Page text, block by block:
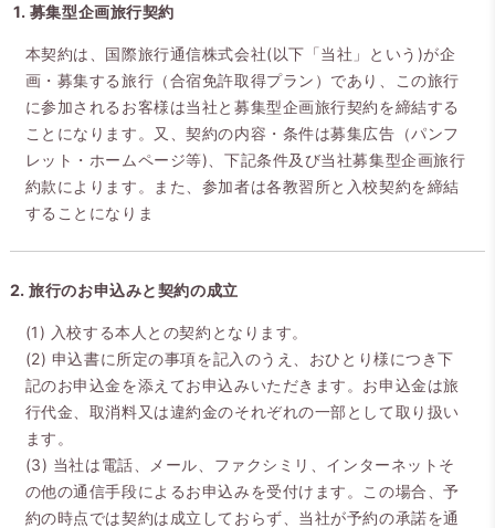
1. 募集型企画旅行契約
本契約は、国際旅行通信株式会社(以下「当社」という)が企
画・募集する旅行（合宿免許取得プラン）であり、この旅行
に参加されるお客様は当社と募集型企画旅行契約を締結する
ことになります。又、契約の内容・条件は募集広告（パンフ
レット・ホームページ等)、下記条件及び当社募集型企画旅行
約款によります。また、参加者は各教習所と入校契約を締結
することになりま
2. 旅行のお申込みと契約の成立
(1) 入校する本人との契約となります。
(2) 申込書に所定の事項を記入のうえ、おひとり様につき下
記のお申込金を添えてお申込みいただきます。お申込金は旅
行代金、取消料又は違約金のそれぞれの一部として取り扱い
ます。
(3) 当社は電話、メール、ファクシミリ、インターネットそ
の他の通信手段によるお申込みを受付けます。この場合、予
約の時点では契約は成立しておらず、当社が予約の承諾を通